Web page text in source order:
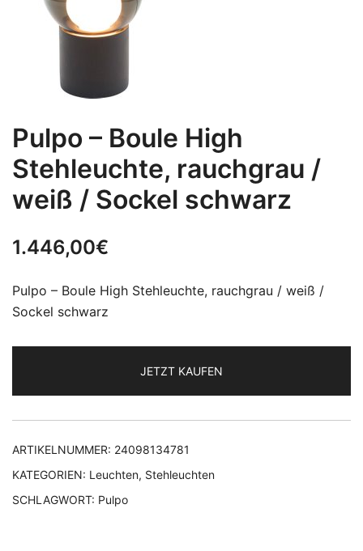
Pulpo – Boule High
Stehleuchte, rauchgrau /
weiß / Sockel schwarz
1.446,00€
Pulpo – Boule High Stehleuchte, rauchgrau / weiß /
Sockel schwarz
JETZT KAUFEN
ARTIKELNUMMER: 24098134781
KATEGORIEN: Leuchten, Stehleuchten
SCHLAGWORT: Pulpo